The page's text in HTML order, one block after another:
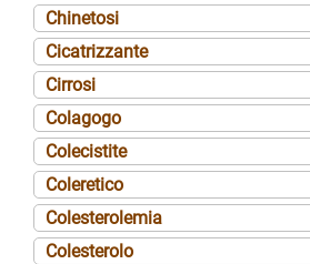
Chinetosi
Cicatrizzante
Cirrosi
Colagogo
Colecistite
Coleretico
Colesterolemia
Colesterolo